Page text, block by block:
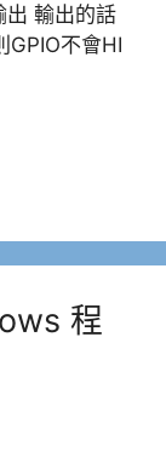
出 輸出的話
GPIO不會HI
程